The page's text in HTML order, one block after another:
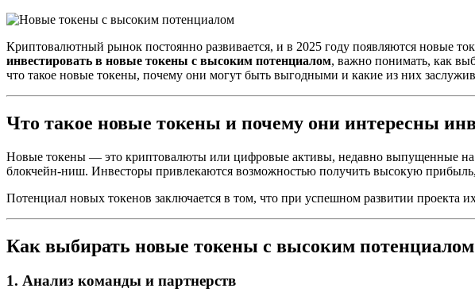
Криптовалютный рынок постоянно развивается, и в 2025 году появляются новые
инвестировать в новые токены с высоким потенциалом, важно понимать, как
что такое новые токены, почему они могут быть выгодными и какие из них
Что такое новые токены и почему они интересны
Новые токены — это криптовалюты или цифровые активы, недавно выпущенные
блокчейн-ниш. Инвесторы привлекаются возможностью получить высокую
Потенциал новых токенов заключается в том, что при успешном развитии проекта
Как выбирать новые токены с высоким потенциалом
1. Анализ команды и партнерств